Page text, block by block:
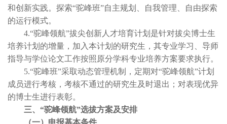
和创新实践。探索“驼峰班”自主规划、自我管理、自由探索
的运行模式。
4.“驼峰领航”拔尖创新人才培育计划是针对拔尖博士生
培养计划的增量，加入本计划的研究生，其专业学习、导师
指导与学位论文工作按照原分学科专业培养方案要求执行。
5.“驼峰班”采取动态管理机制，定期对“驼峰领航”计划
成员进行考核，考核不通过的研究生及时退出；对表现优异
的博士生进行表彰。
三、“驼峰领航”选拔方案及安排
（一）申报基本条件